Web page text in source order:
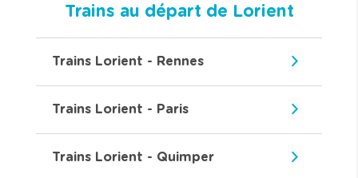
Trains au départ de Lorient
Trains Lorient - Rennes
Trains Lorient - Paris
Trains Lorient - Quimper